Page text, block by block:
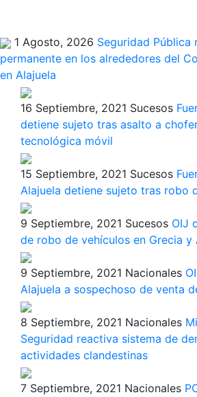
1 Agosto, 2026 Seguridad Pública
permanente en los alrededores del
en Alajuela
16 Septiembre, 2021 Sucesos
detiene sujeto tras asalto a
tecnológica móvil
15 Septiembre, 2021 Sucesos
Alajuela detiene sujeto tras robo
9 Septiembre, 2021 Sucesos OIJ
de robo de vehículos en Grecia y
9 Septiembre, 2021 Nacionales
Alajuela a sospechoso de venta
8 Septiembre, 2021 Nacionales
Seguridad reactiva sistema de
actividades clandestinas
7 Septiembre, 2021 Nacionales